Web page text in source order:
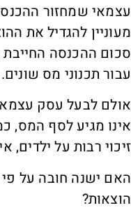
שמחזור
להגדיל את
ההכנסה
תכנוני מס שונים.
לבעל עסק
מגיע לסף המס,
רבות על ילדים,
ישנה חובה על פי